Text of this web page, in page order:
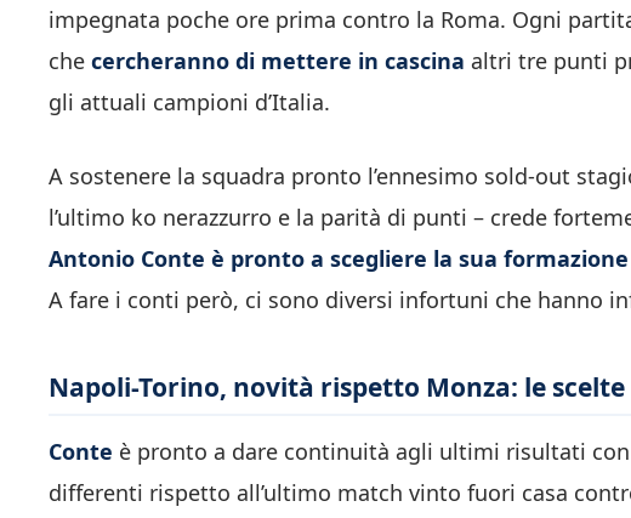
impegnata poche ore prima contro la Roma. Ogni
che cercheranno di mettere in cascina altri tre punti
gli attuali campioni d’Italia.
A sostenere la squadra pronto l’ennesimo sold-out
l’ultimo ko nerazzurro e la parità di punti – crede
Antonio Conte è pronto a scegliere la sua
A fare i conti però, ci sono diversi infortuni che hanno
Napoli-Torino, novità rispetto Monza: le scelte
Conte è pronto a dare continuità agli ultimi risultati
differenti rispetto all’ultimo match vinto fuori casa